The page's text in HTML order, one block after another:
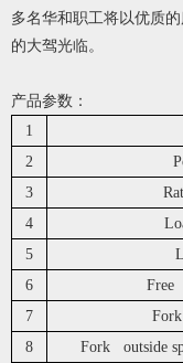
多名华和职工将以优质
的大驾光临。
产品参数：
1
2
3
4
5
6
Free
7
8
Fork outside